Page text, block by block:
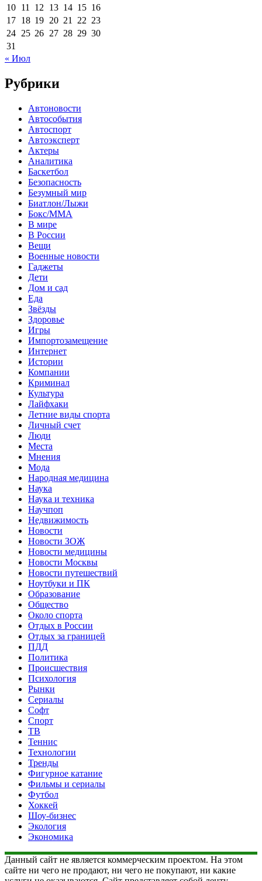
10 11 12 13 14 15 16
17 18 19 20 21 22 23
24 25 26 27 28 29 30
31
« Июл
Рубрики
Автоновости
Автособытия
Автоспорт
Автоэксперт
Актеры
Аналитика
Баскетбол
Безопасность
Безумный мир
Биатлон/Лыжи
Бокс/MMA
В мире
В России
Вещи
Военные новости
Гаджеты
Дети
Дом и сад
Еда
Звёзды
Здоровье
Игры
Импортозамещение
Интернет
Истории
Компании
Криминал
Культура
Лайфхаки
Летние виды спорта
Личный счет
Люди
Места
Мнения
Мода
Народная медицина
Наука
Наука и техника
Научпоп
Недвижимость
Новости
Новости ЗОЖ
Новости медицины
Новости Москвы
Новости путешествий
Ноутбуки и ПК
Образование
Общество
Около спорта
Отдых в России
Отдых за границей
ПДД
Политика
Происшествия
Психология
Рынки
Сериалы
Софт
Спорт
ТВ
Теннис
Технологии
Тренды
Фигурное катание
Фильмы и сериалы
Футбол
Хоккей
Шоу-бизнес
Экология
Экономика
Данный сайт не является коммерческим проектом. На этом
сайте ни чего не продают, ни чего не покупают, ни какие